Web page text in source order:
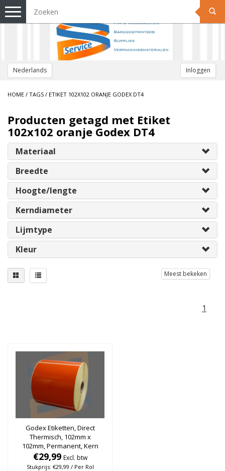
Nederlands Inloggen
Toggle
navigation
HOME / TAGS / ETIKET 102X102 ORANJE GODEX DT4
Producten getagd met Etiket
102x102 oranje Godex DT4
Materiaal
Breedte
Hoogte/lengte
Kerndiameter
Lijmtype
Kleur
Meest bekeken
1
Godex Etiketten, Direct
Thermisch, 102mm x
102mm, Permanent, Kern
25mm, Oranje, rol à 700
stuks
€29,99 Excl. btw
Stukprijs: €29,99 / Per Rol